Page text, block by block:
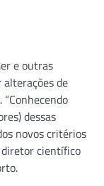
e outras
de
dessas
novos critérios
diretor científico